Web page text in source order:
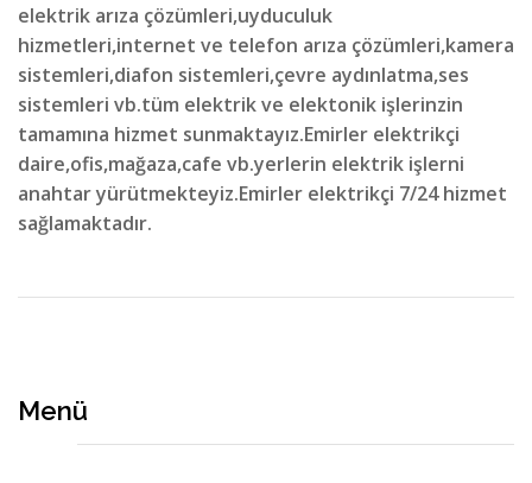
elektrik arıza çözümleri,uyduculuk
hizmetleri,internet ve telefon arıza çözümleri,kamera
sistemleri,diafon sistemleri,çevre aydınlatma,ses
sistemleri vb.tüm elektrik ve elektonik işlerinzin
tamamına hizmet sunmaktayız.Emirler elektrikçi
daire,ofis,mağaza,cafe vb.yerlerin elektrik işlerni
anahtar yürütmekteyiz.Emirler elektrikçi 7/24 hizmet
sağlamaktadır.
Menü